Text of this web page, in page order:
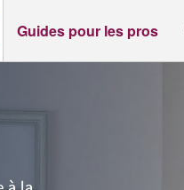
Guides pour les pros